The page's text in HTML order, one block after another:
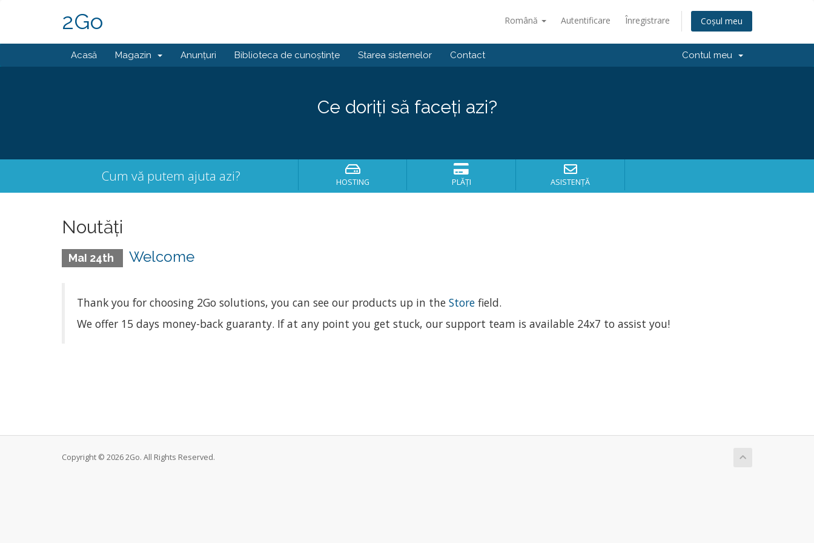
Română Autentificare Înregistrare Coșul meu
2Go
Acasă Magazin Anunțuri Biblioteca de cunoștințe Starea sistemelor Contact Contul meu
Ce doriți să faceți azi?
Cum vă putem ajuta azi? HOSTING PLĂȚI ASISTENȚĂ
Noutăți
MaI 24th Welcome
Thank you for choosing 2Go solutions, you can see our products up in the Store field.
We offer 15 days money-back guaranty. If at any point you get stuck, our support team is available 24x7 to assist you!
Copyright © 2026 2Go. All Rights Reserved.